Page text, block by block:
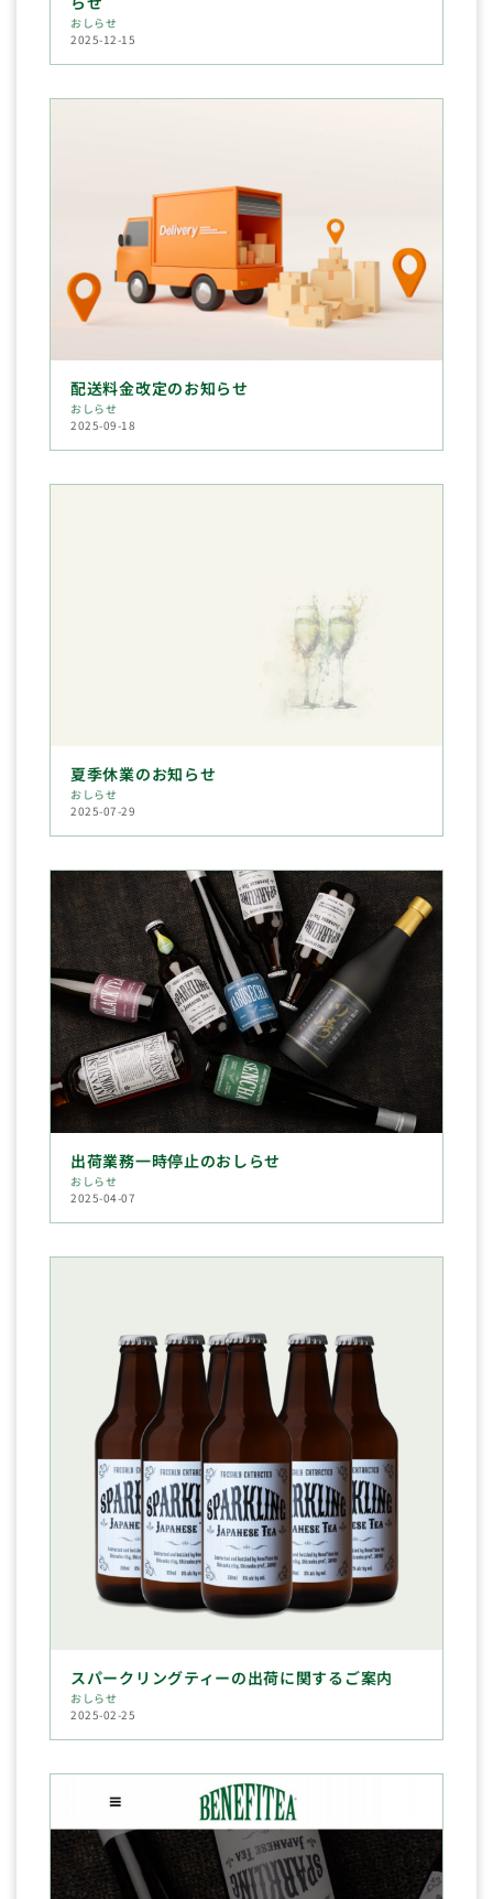
おしらせ
2025-12-15
配送料金改定のお知らせ
おしらせ
2025-09-18
夏季休業のお知らせ
おしらせ
2025-07-29
出荷業務一時停止のおしらせ
おしらせ
2025-04-07
スパークリングティーの出荷に関するご案内
おしらせ
2025-02-25